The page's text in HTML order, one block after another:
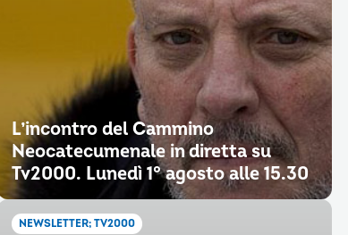
L’incontro del Cammino
Neocatecumenale in diretta su
Tv2000. Lunedì 1° agosto alle 15.30
NEWSLETTER; TV2000